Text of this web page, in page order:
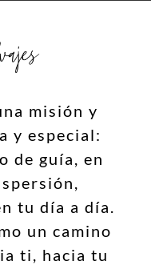
misión y
y especial:
de guía, en
tu día a día.
un camino
ti, hacia tu